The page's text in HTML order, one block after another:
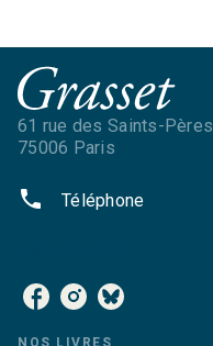
61 rue des Saints-Pères
75006 Paris
phone Téléphone
NOS LIVRES